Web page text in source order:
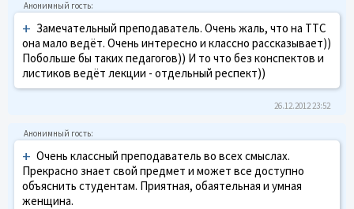
+ Замечательный преподаватель. Очень жаль, что на ТТС
она мало ведёт. Очень интересно и классно рассказывает))
Побольше бы таких педагогов)) И то что без конспектов и
листиков ведёт лекции - отдельный респект))
26.12.2012 23:52
+ Очень классный преподаватель во всех смыслах.
Прекрасно знает свой предмет и может все доступно
объяснить студентам. Приятная, обаятельная и умная
женщина.